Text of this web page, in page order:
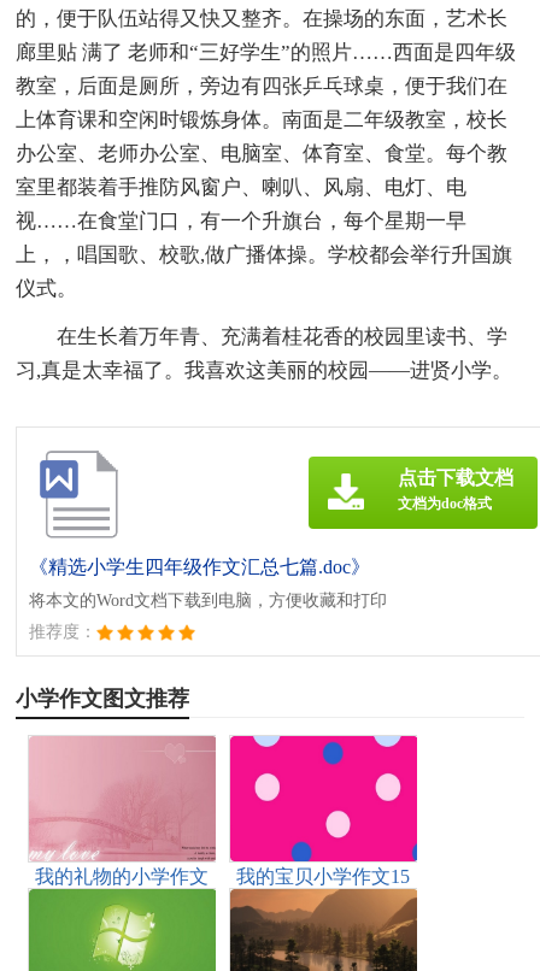
的，便于队伍站得又快又整齐。在操场的东面，艺术长
廊里贴 满了 老师和“三好学生”的照片……西面是四年级
教室，后面是厕所，旁边有四张乒乓球桌，便于我们在
上体育课和空闲时锻炼身体。南面是二年级教室，校长
办公室、老师办公室、电脑室、体育室、食堂。每个教
室里都装着手推防风窗户、喇叭、风扇、电灯、电
视……在食堂门口，有一个升旗台，每个星期一早
上，，唱国歌、校歌,做广播体操。学校都会举行升国旗
仪式。
在生长着万年青、充满着桂花香的校园里读书、学
习,真是太幸福了。我喜欢这美丽的校园——进贤小学。
《精选小学生四年级作文汇总七篇.doc》
将本文的Word文档下载到电脑，方便收藏和打印
推荐度：
点击下载文档
文档为doc格式
小学作文图文推荐
我的礼物的小学作文
我的宝贝小学作文15
篇